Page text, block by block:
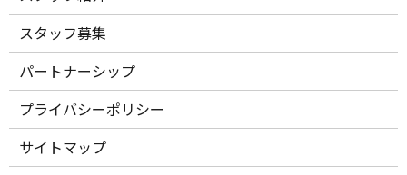
スタッフ募集
パートナーシップ
プライバシーポリシー
サイトマップ